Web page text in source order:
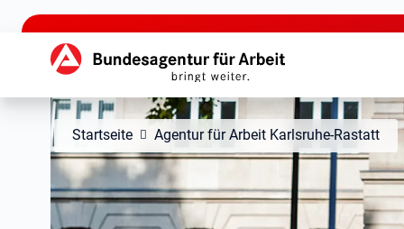
zu den Hauptinhalten springen
Hauptnavigation
Startseite Agentur für Arbeit Karlsruhe-Rastatt